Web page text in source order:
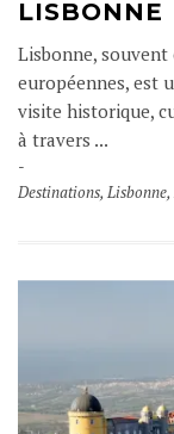
LISBONNE
Lisbonne,
européennes, est
visite historique,
à travers ...
Destinations,Lisbonne,